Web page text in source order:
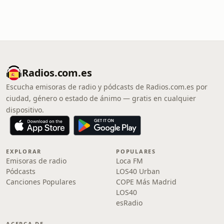
Radios.com.es
Escucha emisoras de radio y pódcasts de Radios.com.es por
ciudad, género o estado de ánimo — gratis en cualquier
dispositivo.
EXPLORAR
Emisoras de radio
Pódcasts
Canciones Populares
POPULARES
Loca FM
LOS40 Urban
COPE Más Madrid
LOS40
esRadio